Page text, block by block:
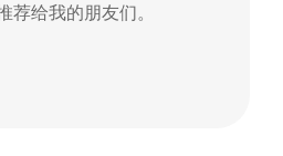
荐给我的朋友们。